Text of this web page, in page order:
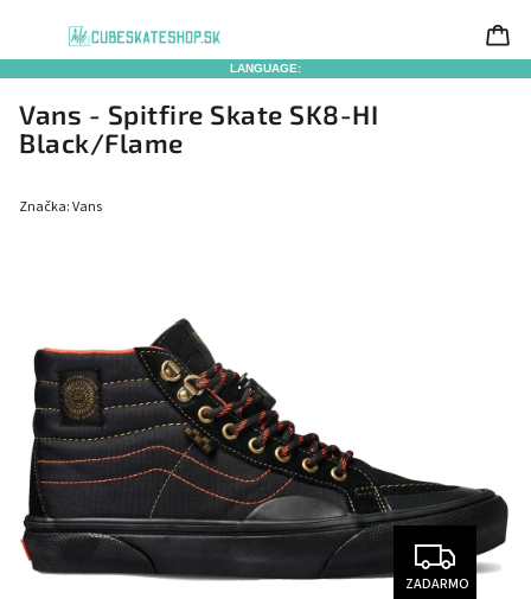
LANGUAGE:
Vans - Spitfire Skate SK8-HI
Black/Flame
Značka:Vans
ZADARMO